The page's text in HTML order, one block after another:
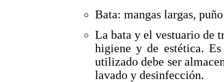
Bata: mangas largas,
La bata y el vestuario de
higiene y de estética.
utilizado debe ser
lavado y desinfección.